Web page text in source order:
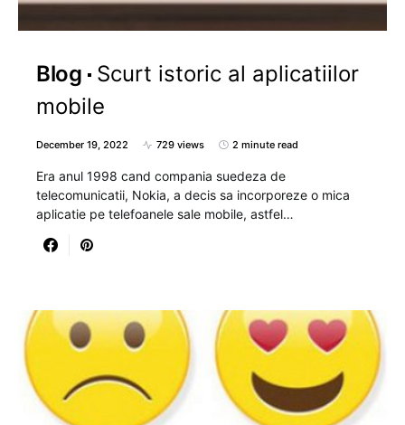
Blog
Scurt istoric al aplicatiilor
mobile
December 19, 2022 729 views 2 minute read
Era anul 1998 cand compania suedeza de
telecomunicatii, Nokia, a decis sa incorporeze o mica
aplicatie pe telefoanele sale mobile, astfel…